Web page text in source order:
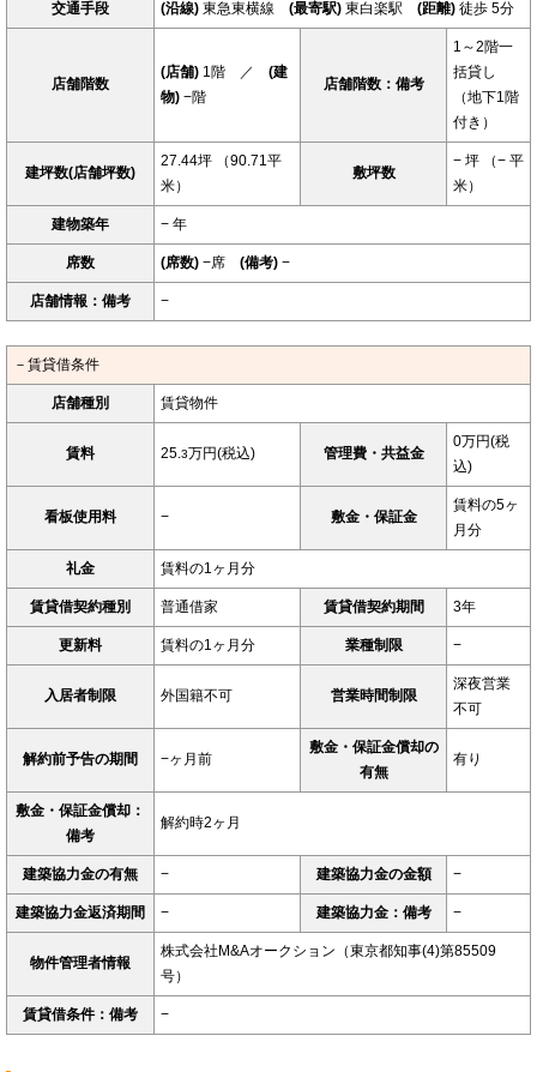
交通手段 (沿線) 東急東横線 (最寄駅) 東白楽駅 (距離) 徒歩 5分
店舗階数
(店舗) 1階 ／ (建
物) −階
店舗階数：備考
1～2階一
括貸し
（地下1階
付き）
建坪数(店舗坪数)
27.44坪 （90.71平
米）
敷坪数
− 坪 （− 平
米）
建物築年 − 年
席数 (席数) −席 (備考) −
店舗情報：備考 −
－賃貸借条件
店舗種別 賃貸物件
賃料 25.3万円(税込) 管理費・共益金
0万円(税
込)
看板使用料 − 敷金・保証金
賃料の5ヶ
月分
礼金 賃料の1ヶ月分
賃貸借契約種別 普通借家 賃貸借契約期間 3年
更新料 賃料の1ヶ月分 業種制限 −
入居者制限 外国籍不可 営業時間制限
深夜営業
不可
解約前予告の期間 −ヶ月前
敷金・保証金償却の
有無
有り
敷金・保証金償却：
備考
解約時2ヶ月
建築協力金の有無 − 建築協力金の金額 −
建築協力金返済期間 − 建築協力金：備考 −
物件管理者情報
株式会社M&Aオークション（東京都知事(4)第85509
号）
賃貸借条件：備考 −